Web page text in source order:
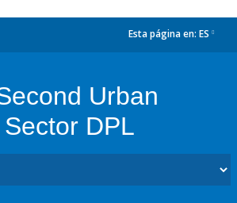
Esta página en: ES
Urban
DPL